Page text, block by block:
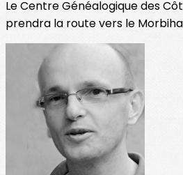
Le Centre Généalogique des
prendra la route vers le